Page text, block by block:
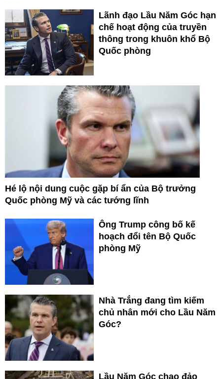
Lãnh đạo Lầu Năm Góc hạn
chế hoạt động của truyền
thông trong khuôn khổ Bộ
Quốc phòng
Hé lộ nội dung cuộc gặp bí ẩn của Bộ trưởng
Quốc phòng Mỹ và các tướng lĩnh
Ông Trump công bố kế
hoạch đổi tên Bộ Quốc
phòng Mỹ
Nhà Trắng đang tìm kiếm
chủ nhân mới cho Lầu Năm
Góc?
Lầu Năm Góc chao đảo